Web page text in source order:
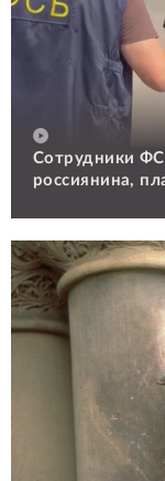
Сотрудники
россиянина,